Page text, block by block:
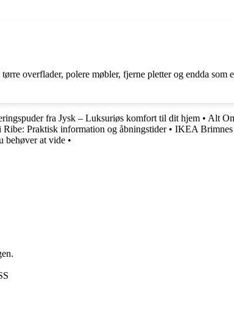
overflader, polere møbler, fjerne pletter og endda som
fra Jysk – Luksuriøs komfort til dit hjem • Alt
Praktisk information og åbningstider• IKEA
behøver at vide •